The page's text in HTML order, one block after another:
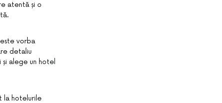
atentă și o
vorba
detaliu
alege un hotel
la hotelurile